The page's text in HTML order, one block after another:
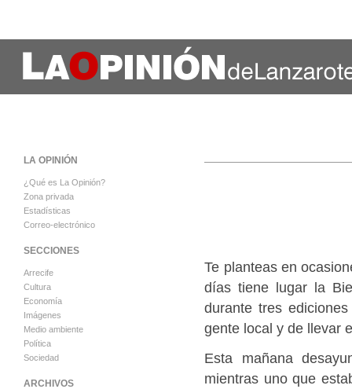
Te planteas en
días tiene lugar la
durante tres
gente local y de llevar
Esta mañana
mientras uno que
LA OPINIÓN
¿Qué es La Opinión?
Zona privada
Estadísticas
Correo-electrónico
SECCIONES
Arrecife
Cultura
Economía
Imágenes
Medio ambiente
Política
Sociedad
ARCHIVOS